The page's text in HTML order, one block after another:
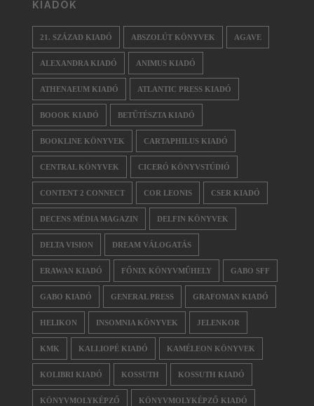
KIADÓK
21. SZÁZAD KIADÓ ABSZOLÚT KÖNYVEK AGAVE
ALEXANDRA KIADÓ ANIMUS KIADÓ
ATHENAEUM KIADÓ ATLANTIC PRESS KIADÓ
BOOOK KIADÓ BETŰTÉSZTA KIADÓ
BOOKLINE KÖNYVEK CARTAPHILUS KIADÓ
CENTRAL KÖNYVEK CICERÓ KÖNYVSTÚDIÓ
CONTENT 2 CONNECT COR LEONIS CSER KIADÓ
DECENS MÉDIA MAGAZIN DELFIN KÖNYVEK
DELTA VISION DREAM VÁLOGATÁS
ERAWAN KIADÓ FŐNIX KÖNYVMŰHELY GABO SFF
GABO KIADÓ GENERAL PRESS GRAFOMAN KIADÓ
HELIKON INSOMNIA KÖNYVEK JELENKOR
KMK KALLIOPÉ KIADÓ KAMÉLEON KÖNYVEK
KOLIBRI KIADÓ KOSSUTH KOSSUTH KIADÓ
KÖNYVMOLYKÉPZŐ KÖNYVMOLYKÉPZŐ KIADÓ